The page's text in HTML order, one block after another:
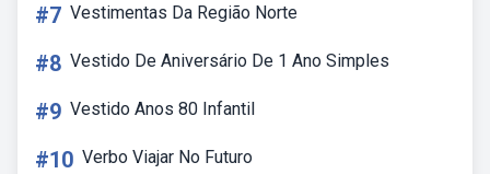
#7 Vestimentas Da Região Norte
#8 Vestido De Aniversário De 1 Ano Simples
#9 Vestido Anos 80 Infantil
#10 Verbo Viajar No Futuro